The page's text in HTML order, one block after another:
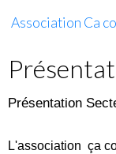
Association Ca
Présentation
L'association ça